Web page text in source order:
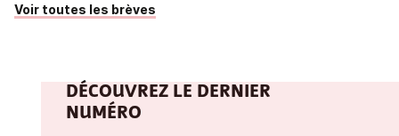
Voir toutes les brèves
DÉCOUVREZ LE DERNIER
NUMÉRO